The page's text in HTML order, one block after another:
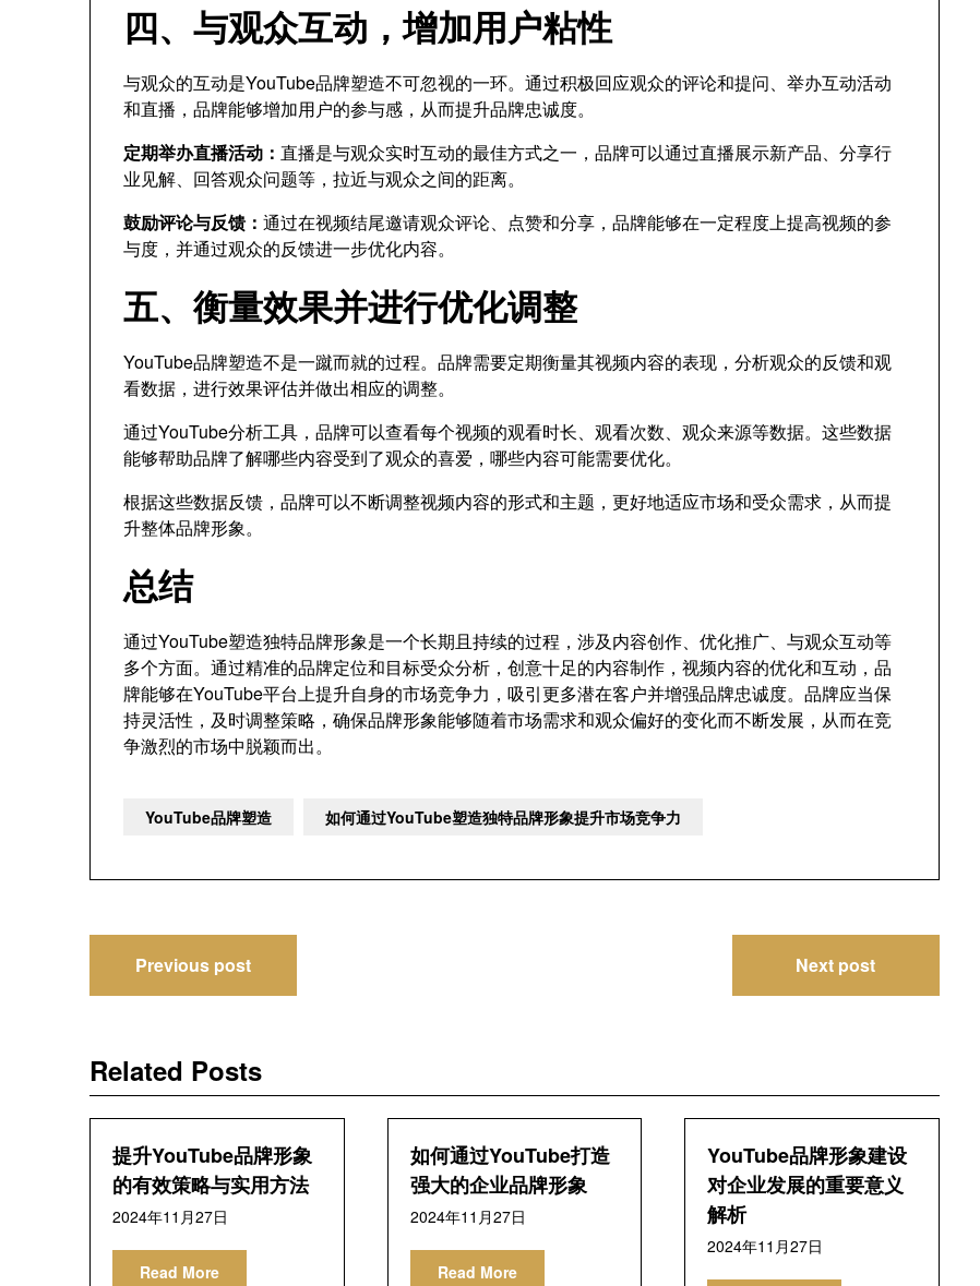
四、与观众互动，增加用户粘性
与观众的互动是YouTube品牌塑造不可忽视的一环。通过积极回应观众的评论和提问、举办互动活动
和直播，品牌能够增加用户的参与感，从而提升品牌忠诚度。
定期举办直播活动： 直播是与观众实时互动的最佳方式之一，品牌可以通过直播展示新产品、分享行
业见解、回答观众问题等，拉近与观众之间的距离。
鼓励评论与反馈： 通过在视频结尾邀请观众评论、点赞和分享，品牌能够在一定程度上提高视频的参
与度，并通过观众的反馈进一步优化内容。
五、衡量效果并进行优化调整
YouTube品牌塑造不是一蹴而就的过程。品牌需要定期衡量其视频内容的表现，分析观众的反馈和观
看数据，进行效果评估并做出相应的调整。
通过YouTube分析工具，品牌可以查看每个视频的观看时长、观看次数、观众来源等数据。这些数据
能够帮助品牌了解哪些内容受到了观众的喜爱，哪些内容可能需要优化。
根据这些数据反馈，品牌可以不断调整视频内容的形式和主题，更好地适应市场和受众需求，从而提
升整体品牌形象。
总结
通过YouTube塑造独特品牌形象是一个长期且持续的过程，涉及内容创作、优化推广、与观众互动等
多个方面。通过精准的品牌定位和目标受众分析，创意十足的内容制作，视频内容的优化和互动，品
牌能够在YouTube平台上提升自身的市场竞争力，吸引更多潜在客户并增强品牌忠诚度。品牌应当保
持灵活性，及时调整策略，确保品牌形象能够随着市场需求和观众偏好的变化而不断发展，从而在竞
争激烈的市场中脱颖而出。
YouTube品牌塑造 如何通过YouTube塑造独特品牌形象提升市场竞争力
章
导
航
Previous post Next post
Related Posts
提升YouTube品牌形象
的有效策略与实用方法
2024年11月27日
Read More
如何通过YouTube打造
强大的企业品牌形象
2024年11月27日
Read More
YouTube品牌形象建设
对企业发展的重要意义
解析
2024年11月27日